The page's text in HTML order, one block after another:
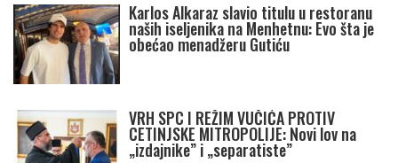
Karlos Alkaraz slavio titulu u restoranu
naših iseljenika na Menhetnu: Evo šta je
obećao menadžeru Gutiću
VRH SPC I REŽIM VUČIĆA PROTIV
CETINJSKE MITROPOLIJE: Novi lov na
„izdajnike” i „separatiste”